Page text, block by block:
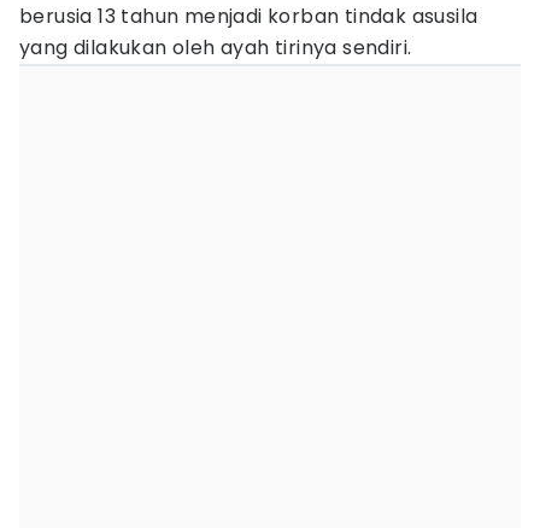
berusia 13 tahun menjadi korban tindak asusila
yang dilakukan oleh ayah tirinya sendiri.